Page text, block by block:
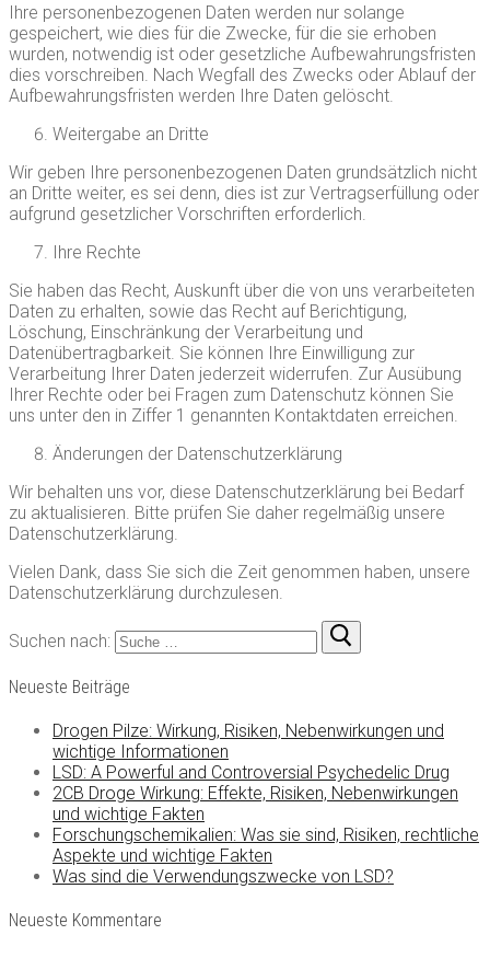
Ihre personenbezogenen Daten werden nur solange
gespeichert, wie dies für die Zwecke, für die sie erhoben
wurden, notwendig ist oder gesetzliche Aufbewahrungsfristen
dies vorschreiben. Nach Wegfall des Zwecks oder Ablauf der
Aufbewahrungsfristen werden Ihre Daten gelöscht.
Weitergabe an Dritte
Wir geben Ihre personenbezogenen Daten grundsätzlich nicht
an Dritte weiter, es sei denn, dies ist zur Vertragserfüllung oder
aufgrund gesetzlicher Vorschriften erforderlich.
Ihre Rechte
Sie haben das Recht, Auskunft über die von uns verarbeiteten
Daten zu erhalten, sowie das Recht auf Berichtigung,
Löschung, Einschränkung der Verarbeitung und
Datenübertragbarkeit. Sie können Ihre Einwilligung zur
Verarbeitung Ihrer Daten jederzeit widerrufen. Zur Ausübung
Ihrer Rechte oder bei Fragen zum Datenschutz können Sie
uns unter den in Ziffer 1 genannten Kontaktdaten erreichen.
Änderungen der Datenschutzerklärung
Wir behalten uns vor, diese Datenschutzerklärung bei Bedarf
zu aktualisieren. Bitte prüfen Sie daher regelmäßig unsere
Datenschutzerklärung.
Vielen Dank, dass Sie sich die Zeit genommen haben, unsere
Datenschutzerklärung durchzulesen.
Suchen nach:
Neueste Beiträge
Drogen Pilze: Wirkung, Risiken, Nebenwirkungen und
wichtige Informationen
LSD: A Powerful and Controversial Psychedelic Drug
2CB Droge Wirkung: Effekte, Risiken, Nebenwirkungen
und wichtige Fakten
Forschungschemikalien: Was sie sind, Risiken, rechtliche
Aspekte und wichtige Fakten
Was sind die Verwendungszwecke von LSD?
Neueste Kommentare